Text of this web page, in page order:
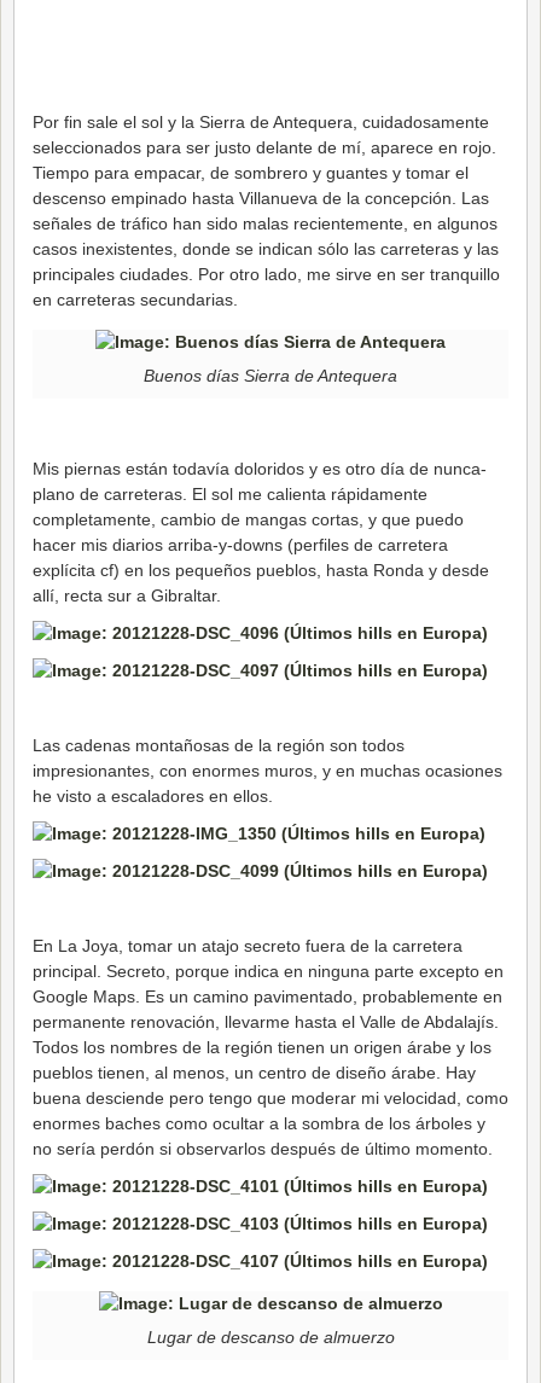
Por fin sale el sol y la Sierra de Antequera, cuidadosamente
seleccionados para ser justo delante de mí, aparece en rojo.
Tiempo para empacar, de sombrero y guantes y tomar el
descenso empinado hasta Villanueva de la concepción. Las
señales de tráfico han sido malas recientemente, en algunos
casos inexistentes, donde se indican sólo las carreteras y las
principales ciudades. Por otro lado, me sirve en ser tranquillo
en carreteras secundarias.
Buenos días Sierra de Antequera
Mis piernas están todavía doloridos y es otro día de nunca-
plano de carreteras. El sol me calienta rápidamente
completamente, cambio de mangas cortas, y que puedo
hacer mis diarios arriba-y-downs (perfiles de carretera
explícita cf) en los pequeños pueblos, hasta Ronda y desde
allí, recta sur a Gibraltar.
Las cadenas montañosas de la región son todos
impresionantes, con enormes muros, y en muchas ocasiones
he visto a escaladores en ellos.
En La Joya, tomar un atajo secreto fuera de la carretera
principal. Secreto, porque indica en ninguna parte excepto en
Google Maps. Es un camino pavimentado, probablemente en
permanente renovación, llevarme hasta el Valle de Abdalajís.
Todos los nombres de la región tienen un origen árabe y los
pueblos tienen, al menos, un centro de diseño árabe. Hay
buena desciende pero tengo que moderar mi velocidad, como
enormes baches como ocultar a la sombra de los árboles y
no sería perdón si observarlos después de último momento.
Lugar de descanso de almuerzo